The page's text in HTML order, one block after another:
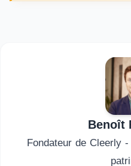
Benoît
Fondateur de Cleerly